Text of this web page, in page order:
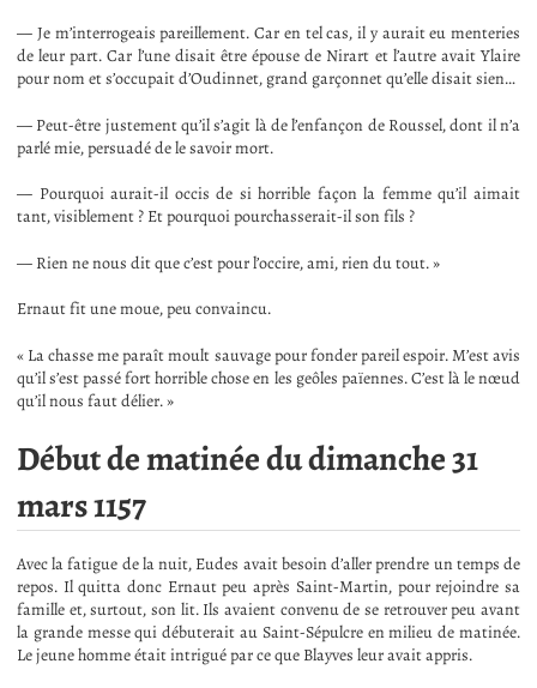
— Je m’interrogeais pareillement. Car en tel cas, il y aurait eu menteries
de leur part. Car l’une disait être épouse de Nirart et l’autre avait Ylaire
pour nom et s’occupait d’Oudinnet, grand garçonnet qu’elle disait sien…
— Peut-être justement qu’il s’agit là de l’enfançon de Roussel, dont il n’a
parlé mie, persuadé de le savoir mort.
— Pourquoi aurait-il occis de si horrible façon la femme qu’il aimait
tant, visiblement ? Et pourquoi pourchasserait-il son fils ?
— Rien ne nous dit que c’est pour l’occire, ami, rien du tout. »
Ernaut fit une moue, peu convaincu.
« La chasse me paraît moult sauvage pour fonder pareil espoir. M’est avis
qu’il s’est passé fort horrible chose en les geôles païennes. C’est là le nœud
qu’il nous faut délier. »
Début de matinée du dimanche 31
mars 1157
Avec la fatigue de la nuit, Eudes avait besoin d’aller prendre un temps de
repos. Il quitta donc Ernaut peu après Saint-Martin, pour rejoindre sa
famille et, surtout, son lit. Ils avaient convenu de se retrouver peu avant
la grande messe qui débuterait au Saint-Sépulcre en milieu de matinée.
Le jeune homme était intrigué par ce que Blayves leur avait appris.